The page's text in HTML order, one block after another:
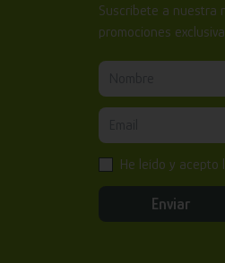
Suscríbete a nuestra
promociones
He leído y acepto
Enviar